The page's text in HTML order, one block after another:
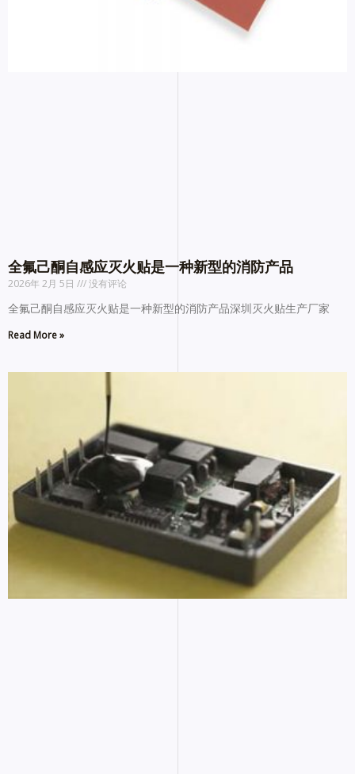
全氟己酮自感应灭火贴是一种新型的消防产品
2026年 2月 5日 没有评论
全氟己酮自感应灭火贴是一种新型的消防产品深圳灭火贴生产厂家
Read More »